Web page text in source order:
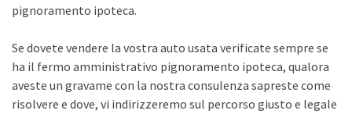
pignoramento ipoteca.
Se dovete vendere la vostra auto usata verificate sempre se
ha il fermo amministrativo pignoramento ipoteca, qualora
aveste un gravame con la nostra consulenza sapreste come
risolvere e dove, vi indirizzeremo sul percorso giusto e legale